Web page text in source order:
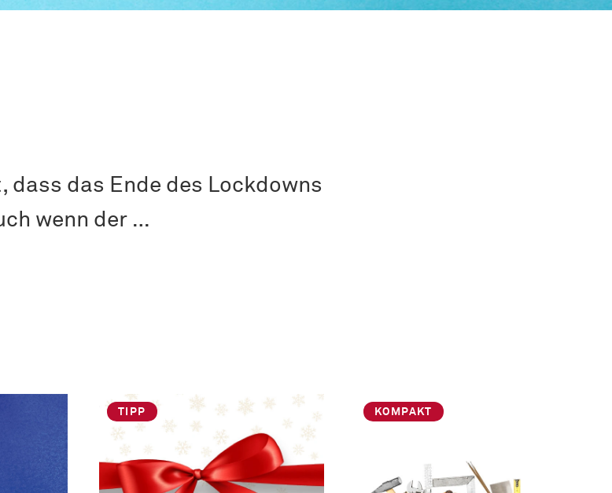
das Ende des Lockdowns
wenn der …
TIPP KOMPAKT